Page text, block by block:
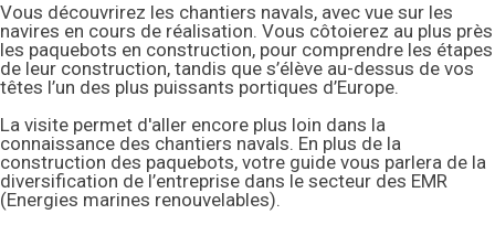
Vous découvrirez les chantiers navals, avec vue sur les
navires en cours de réalisation. Vous côtoierez au plus près
les paquebots en construction, pour comprendre les étapes
de leur construction, tandis que s’élève au-dessus de vos
têtes l’un des plus puissants portiques d’Europe.
La visite permet d'aller encore plus loin dans la
connaissance des chantiers navals. En plus de la
construction des paquebots, votre guide vous parlera de la
diversification de l’entreprise dans le secteur des EMR
(Energies marines renouvelables).